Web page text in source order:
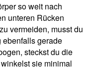
so weit nach
unteren Rücken
vermeiden, musst du
ebenfalls gerade
steckst du die
sie minimal